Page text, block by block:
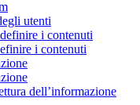
utenti
i contenuti
i contenuti
dell’informazione